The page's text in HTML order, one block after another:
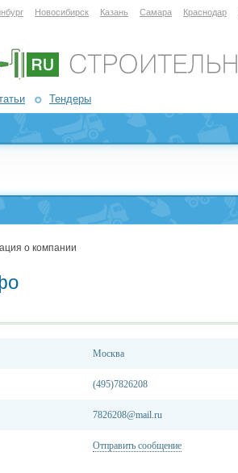
Новосибирск Казань Самара Краснодар
Тендеры
о компании
Москва
(495)7826208
7826208@mail.ru
Отправить сообщение